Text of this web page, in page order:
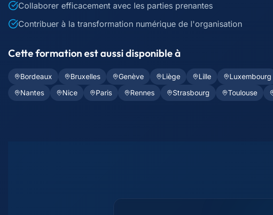
Collaborer efficacement avec les parties prenantes
Contribuer à la transformation numérique de l'organisation
Cette formation est aussi disponible à
Bordeaux Bruxelles Genève Liège Lille Luxembourg
Nantes
Nice Paris Rennes Strasbourg Toulouse